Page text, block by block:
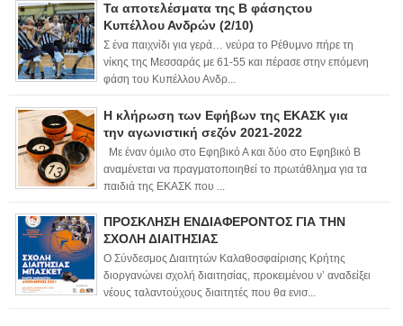
Τα αποτελέσματα της Β φάσηςτου
Κυπέλλου Ανδρών (2/10)
Σ ένα παιχνίδι για γερά… νεύρα το Ρέθυμνο πήρε τη
νίκης της Μεσσαράς με 61-55 και πέρασε στην επόμενη
φάση του Κυπέλλου Ανδρ...
Η κλήρωση των Εφήβων της ΕΚΑΣΚ για
την αγωνιστική σεζόν 2021-2022
Με έναν όμιλο στο Εφηβικό Α και δύο στο Εφηβικό Β
αναμένεται να πραγματοποιηθεί το πρωτάθλημα για τα
παιδιά της ΕΚΑΣΚ που ...
ΠΡΟΣΚΛΗΣΗ ΕΝΔΙΑΦΕΡΟΝΤΟΣ ΓΙΑ ΤΗΝ
ΣΧΟΛΗ ΔΙΑΙΤΗΣΙΑΣ
Ο Σύνδεσμος Διαιτητών Καλαθοσφαίρισης Κρήτης
διοργανώνει σχολή διαιτησίας, προκειμένου ν’ αναδείξει
νέους ταλαντούχους διαιτητές που θα ενισ...